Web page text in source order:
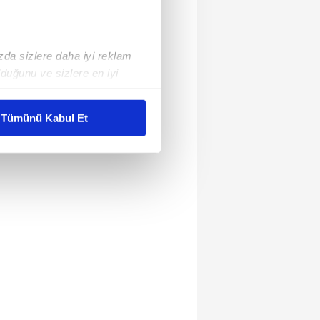
sizlere daha iyi reklam
ve sizlere en iyi
karşılamak
kullanılmaktadır. Bu
sunulması
ve sizlere yönelik
detaylı bilgi için Ayarlar
ve sitemizde ilgili
Tümünü Kabul Et